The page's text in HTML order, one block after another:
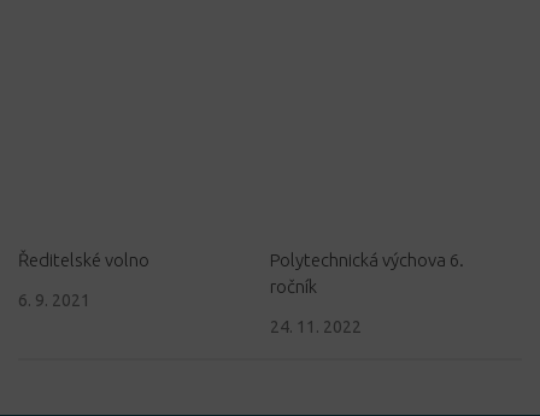
Ředitelské volno
6. 9. 2021
Polytechnická výchova 6.
ročník
24. 11. 2022